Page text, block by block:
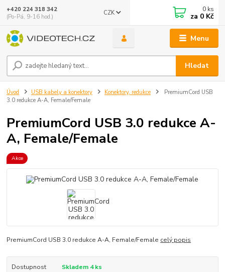
Menu
CZK
Hledat
+420 224 318 342
(Po-Pá, 9-16 hod.)
0 ks
za 0 Kč
Úvod USB kabely a konektory Konektory, redukce
PremiumCord USB
3.0 redukce A-A, Female/Female
PremiumCord USB 3.0 redukce A-
A, Female/Female
Akce
PremiumCord USB 3.0 redukce A-A, Female/Female celý popis
Dostupnost
Skladem 4 ks